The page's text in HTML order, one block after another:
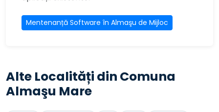
Mentenanță Software în Almaşu de Mijloc
Alte Localități din Comuna
Almaşu Mare